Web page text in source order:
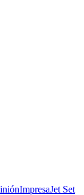
ImpresaJet Set